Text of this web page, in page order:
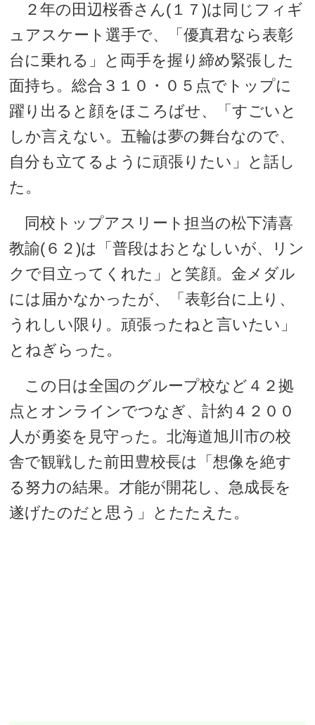
２年の田辺桜香さん(１７)は同じフィギ
ュアスケート選手で、「優真君なら表彰
台に乗れる」と両手を握り締め緊張した
面持ち。総合３１０・０５点でトップに
躍り出ると顔をほころばせ、「すごいと
しか言えない。五輪は夢の舞台なので、
自分も立てるように頑張りたい」と話し
た。
同校トップアスリート担当の松下清喜
教諭(６２)は「普段はおとなしいが、リン
クで目立ってくれた」と笑顔。金メダル
には届かなかったが、「表彰台に上り、
うれしい限り。頑張ったねと言いたい」
とねぎらった。
この日は全国のグループ校など４２拠
点とオンラインでつなぎ、計約４２００
人が勇姿を見守った。北海道旭川市の校
舎で観戦した前田豊校長は「想像を絶す
る努力の結果。才能が開花し、急成長を
遂げたのだと思う」とたたえた。